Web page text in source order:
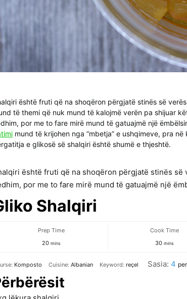
është fruti që na shoqëron përgjatë stinës së
të themi që nuk mund të kalojmë verën pa shijuar
por me to fare mirë mund të gatuajmë një
mund të krijohen nga “mbetja” e ushqimeve, pra
e glikosë së shalqiri është shumë e thjeshtë.
është fruti që na shoqëron përgjatë stinës
por me to fare mirë mund të gatuajmë një
Shalqiri
Prep Time
20minutes
mins
Cook Time
30minutes
mins
Komposto Cuisine:Albanian Keyword:reçel Sasia: 4